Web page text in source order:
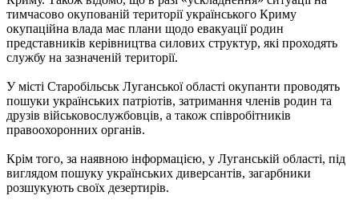
тимчасово окупованій території українського Криму
окупаційна влада має плани щодо евакуації родин
представників керівництва силових структур, які проходять
службу на зазначеній території.
У місті Старобільськ Луганської області окупанти проводять
пошуки українських патріотів, затримання членів родин та
друзів військовослужбовців, а також співробітників
правоохоронних органів.
Крім того, за наявною інформацією, у Луганській області, під
виглядом пошуку українських диверсантів, загарбники
розшукують своїх дезертирів.